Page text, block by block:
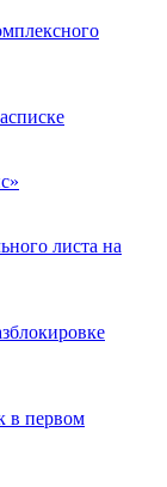
листа на
в первом